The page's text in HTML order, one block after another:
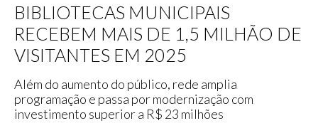
BIBLIOTECAS MUNICIPAIS
RECEBEM MAIS DE 1,5 MILHÃO DE
VISITANTES EM 2025
Além do aumento do público, rede amplia
programação e passa por modernização com
investimento superior a R$ 23 milhões